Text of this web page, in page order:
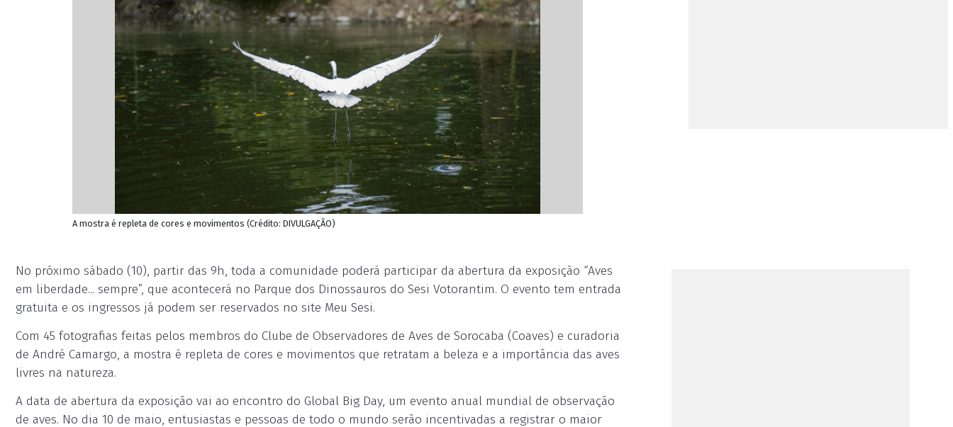
A mostra é repleta de cores e movimentos (Crédito: DIVULGAÇÃO)
No próximo sábado (10), partir das 9h, toda a comunidade poderá participar da abertura da exposição “Aves
em liberdade... sempre”, que acontecerá no Parque dos Dinossauros do Sesi Votorantim. O evento tem entrada
gratuita e os ingressos já podem ser reservados no site Meu Sesi.
Com 45 fotografias feitas pelos membros do Clube de Observadores de Aves de Sorocaba (Coaves) e curadoria
de André Camargo, a mostra é repleta de cores e movimentos que retratam a beleza e a importância das aves
livres na natureza.
A data de abertura da exposição vai ao encontro do Global Big Day, um evento anual mundial de observação
de aves. No dia 10 de maio, entusiastas e pessoas de todo o mundo serão incentivadas a registrar o maior